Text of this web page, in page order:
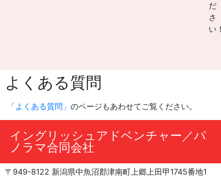
だ
さ
い
よくある質問
「よくある質問」 のページもあわせてご覧ください。
イングリッシュアドベンチャー／パ
ノラマ合同会社
〒949-8122 新潟県中魚沼郡津南町上郷上田甲1745番地1